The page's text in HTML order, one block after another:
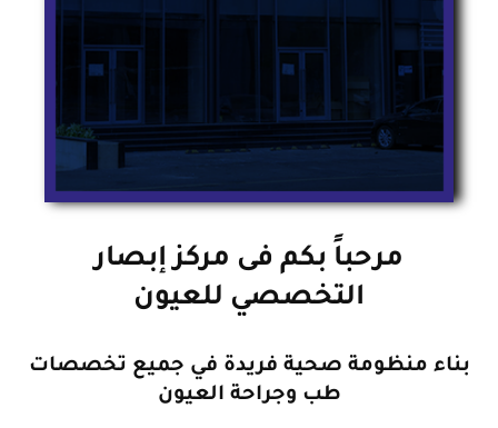
مرحباً بكم فى مركز إبصار
التخصصي للعيون
بناء منظومة صحية فريدة في جميع تخصصات
طب وجراحة العيون